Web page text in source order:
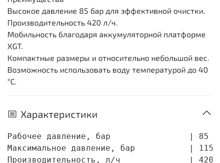
Высокое давление 85 бар для эффективной очистки.
Производительность 420 л/ч.
Мобильность благодаря аккумуляторной платформе
XGT.
Компактные размеры и относительно небольшой вес.
Возможность использовать воду температурой до 40
°C.
Характеристики
Рабочее давление, бар                | 85
Максимальное давление, бар           | 115
Производительность, л/ч              | 420